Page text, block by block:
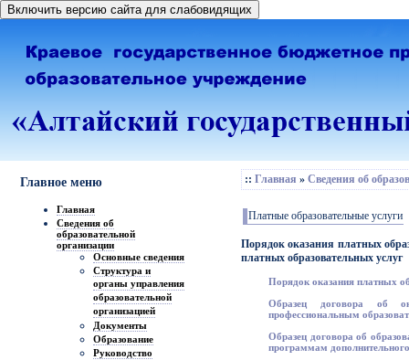
Включить версию сайта для слабовидящих
Главное меню
Главная
Сведения об
образовательной
организации
Основные сведения
Структура и
органы управления
образовательной
организацией
Документы
Образование
Руководство
:: Главная » Сведения об
Платные образовательные услуги
Порядок оказания платных
платных образовательных услуг
Порядок оказания платных
Образец договора об
профессиональным
Образец договора об
программам